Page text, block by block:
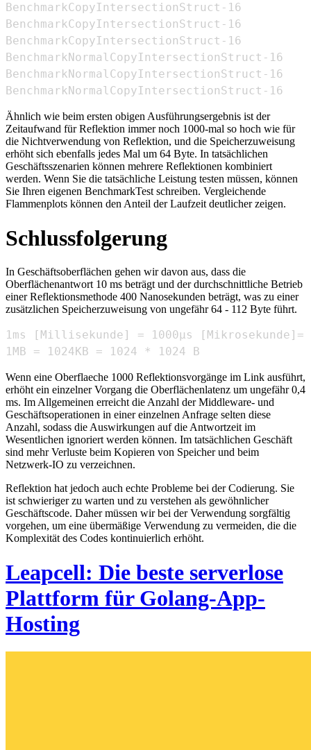
Ähnlich wie beim ersten obigen Ausführungsergebnis ist der
Zeitaufwand für Reflektion immer noch 1000-mal so hoch wie für
die Nichtverwendung von Reflektion, und die Speicherzuweisung
erhöht sich ebenfalls jedes Mal um 64 Byte. In tatsächlichen
Geschäftsszenarien können mehrere Reflektionen kombiniert
werden. Wenn Sie die tatsächliche Leistung testen müssen, können
Sie Ihren eigenen BenchmarkTest schreiben. Vergleichende
Flammenplots können den Anteil der Laufzeit deutlicher zeigen.
Schlussfolgerung
In Geschäftsoberflächen gehen wir davon aus, dass die
Oberflächenantwort 10 ms beträgt und der durchschnittliche Betrieb
einer Reflektionsmethode 400 Nanosekunden beträgt, was zu einer
zusätzlichen Speicherzuweisung von ungefähr 64 - 112 Byte führt.
1MB = 1024KB = 1024 * 1024 B
Wenn eine Oberflaeche 1000 Reflektionsvorgänge im Link ausführt,
erhöht ein einzelner Vorgang die Oberflächenlatenz um ungefähr 0,4
ms. Im Allgemeinen erreicht die Anzahl der Middleware- und
Geschäftsoperationen in einer einzelnen Anfrage selten diese
Anzahl, sodass die Auswirkungen auf die Antwortzeit im
Wesentlichen ignoriert werden können. Im tatsächlichen Geschäft
sind mehr Verluste beim Kopieren von Speicher und beim
Netzwerk-IO zu verzeichnen.
Reflektion hat jedoch auch echte Probleme bei der Codierung. Sie
ist schwieriger zu warten und zu verstehen als gewöhnlicher
Geschäftscode. Daher müssen wir bei der Verwendung sorgfältig
vorgehen, um eine übermäßige Verwendung zu vermeiden, die die
Komplexität des Codes kontinuierlich erhöht.
Leapcell: Die beste serverlose
Plattform für Golang-App-
Hosting